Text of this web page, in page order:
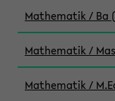
Mathematik / Ba
Mathematik /
Mathematik /